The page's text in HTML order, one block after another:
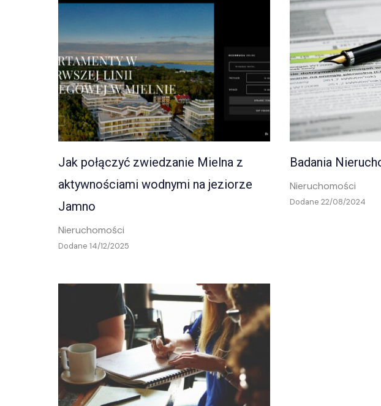
Jak połączyć zwiedzanie Mielna z
aktywnościami wodnymi na jeziorze
Jamno
Nieruchomości
Dodane 14/12/2025
Badania
Nieruchomości
Dodane 22/08/2024